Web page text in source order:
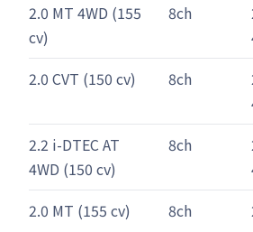
2.0 MT 4WD (155
cv)
8ch
2.0 CVT (150 cv)
8ch
2.2 i-DTEC AT
4WD (150 cv)
8ch
2.0 MT (155 cv)
8ch